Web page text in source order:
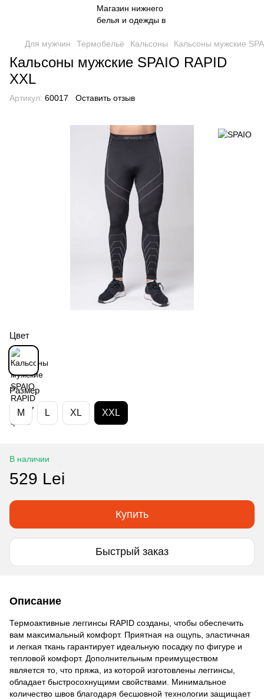
Для мужчин Термобельё Кальсоны Кальсоны мужские
Кальсоны мужские SPAIO RAPID
XXL
Артикул: 60017 Оставить отзыв
Цвет
Размер
M L XL XXL
В наличии
529 Lei
Купить
Быстрый заказ
Описание
Термоактивные леггинсы RAPID созданы, чтобы обеспечить
вам максимальный комфорт. Приятная на ощупь, эластичная
и легкая ткань гарантирует идеальную посадку по фигуре и
тепловой комфорт. Дополнительным преимуществом
является то, что пряжа, из которой изготовлены леггинсы,
обладает быстросохнущими свойствами. Минимальное
количество швов благодаря бесшовной технологии защищает